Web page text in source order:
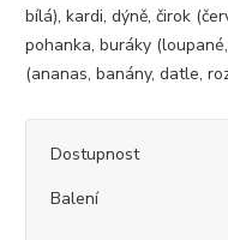
bílá), kardi, dýně, čirok
pohanka, buráky
(ananas, banány, datle,
Dostupnost
Balení